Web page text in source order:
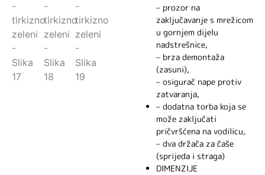
– prozor na
zaključavanje s mrežicom
u gornjem dijelu
nadstrešnice,
– brza demontaža
(zasuni),
– osigurač nape protiv
zatvaranja,
– dodatna torba koja se
može zaključati
pričvršćena na vodilicu,
– dva držača za čaše
(sprijeda i straga)
DIMENZIJE